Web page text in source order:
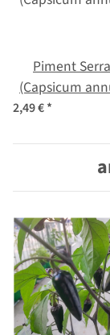
Piment
(Capsicum
2,49 €*